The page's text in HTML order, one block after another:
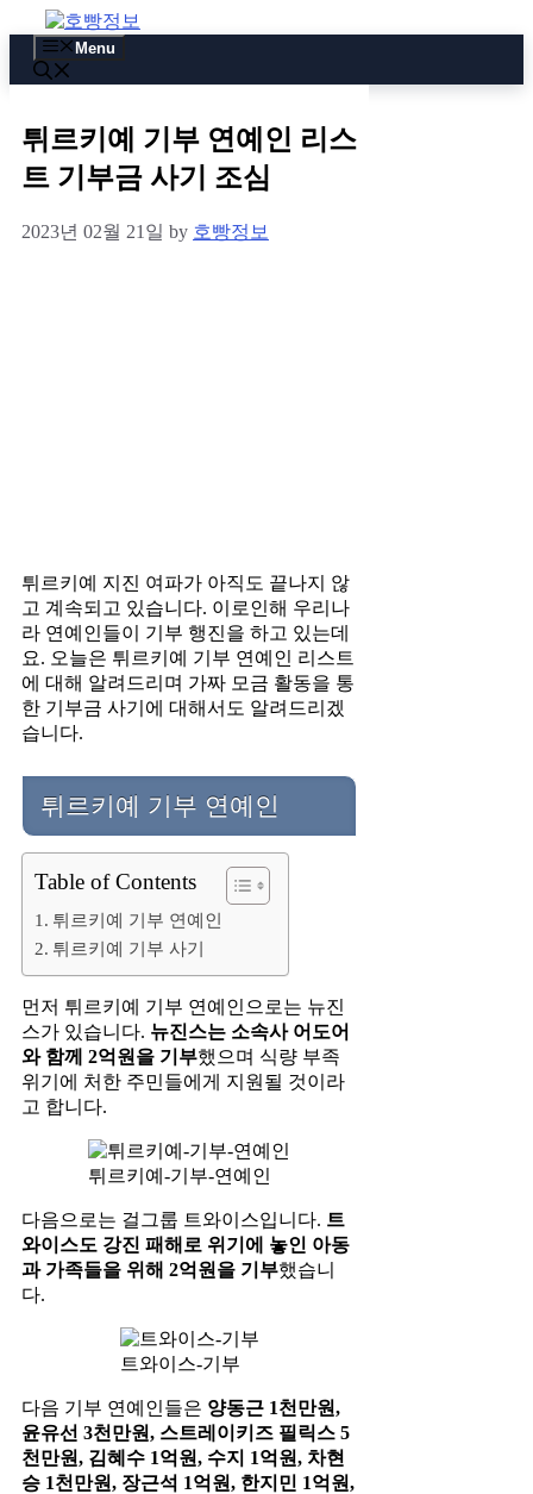
to
content
Menu
튀르키예 기부 연예인 리스
트 기부금 사기 조심
2023년 02월 21일 by 호빵정보
튀르키예 지진 여파가 아직도 끝나지 않
고 계속되고 있습니다. 이로인해 우리나
라 연예인들이 기부 행진을 하고 있는데
요. 오늘은 튀르키예 기부 연예인 리스트
에 대해 알려드리며 가짜 모금 활동을 통
한 기부금 사기에 대해서도 알려드리겠
습니다.
튀르키예 기부 연예인
Table of Contents
튀르키예 기부 연예인
튀르키예 기부 사기
먼저 튀르키예 기부 연예인으로는 뉴진
스가 있습니다. 뉴진스는 소속사 어도어
와 함께 2억원을 기부했으며 식량 부족
위기에 처한 주민들에게 지원될 것이라
고 합니다.
튀르키예-기부-연예인
다음으로는 걸그룹 트와이스입니다. 트
와이스도 강진 패해로 위기에 놓인 아동
과 가족들을 위해 2억원을 기부했습니
다.
트와이스-기부
다음 기부 연예인들은 양동근 1천만원,
윤유선 3천만원, 스트레이키즈 필릭스 5
천만원, 김혜수 1억원, 수지 1억원, 차현
승 1천만원, 장근석 1억원, 한지민 1억원,